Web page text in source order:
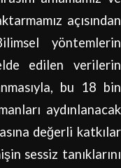
açısından
yöntemlerin
edilen verilerin
bu 18 bin
aydınlanacak
değerli katkılar
sessiz tanıklarını